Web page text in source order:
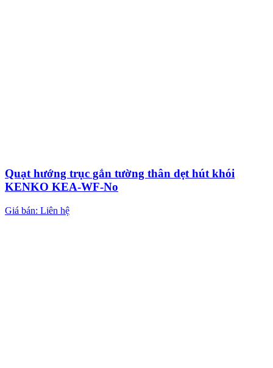
Quạt hướng trục gắn tường thân dẹt hút khói
KENKO KEA-WF-No
Giá bán: Liên hệ